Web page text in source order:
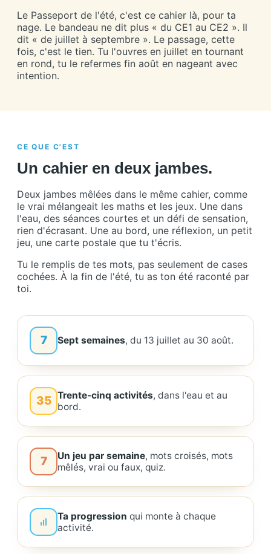
Le Passeport de l'été, c'est ce cahier là, pour ta
nage. Le bandeau ne dit plus « du CE1 au CE2 ». Il
dit « de juillet à septembre ». Le passage, cette
fois, c'est le tien. Tu l'ouvres en juillet en tournant
en rond, tu le refermes fin août en nageant avec
intention.
CE QUE C'EST
Un cahier en deux jambes.
Deux jambes mêlées dans le même cahier, comme
le vrai mélangeait les maths et les jeux. Une dans
l'eau, des séances courtes et un défi de sensation,
rien d'écrasant. Une au bord, une réflexion, un petit
jeu, une carte postale que tu t'écris.
Tu le remplis de tes mots, pas seulement de cases
cochées. À la fin de l'été, tu as ton été raconté par
toi.
7 Sept semaines, du 13 juillet au 30 août.
35 Trente-cinq activités, dans l'eau et au
bord.
7 Un jeu par semaine, mots croisés, mots
mêlés, vrai ou faux, quiz.
Ta progression qui monte à chaque
activité.